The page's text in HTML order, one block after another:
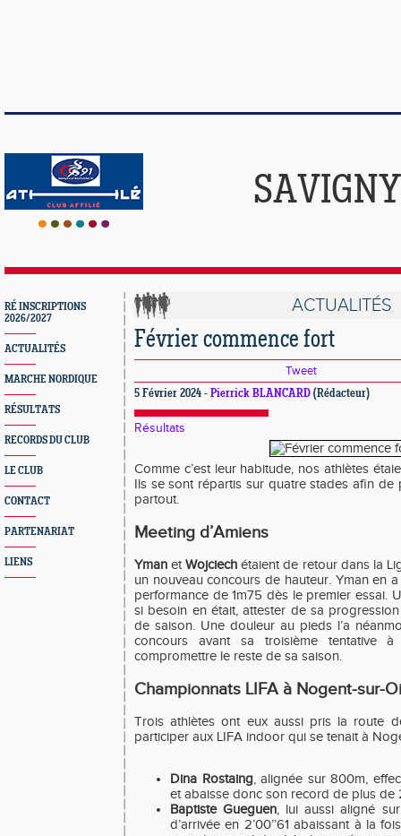
RÉ INSCRIPTIONS
2026/2027
ACTUALITÉS
MARCHE NORDIQUE
RÉSULTATS
RECORDS DU CLUB
LE CLUB
CONTACT
PARTENARIAT
LIENS
ACTUALITÉS
Février commence fort
Tweet
5 Février 2024 - Pierrick BLANCARD (Rédacteur)
Résultats
Comme c’est leur habitude, nos athlètes
Ils se sont répartis sur quatre stades afin
partout.
Meeting d’Amiens
Yman etWojciech étaient de retour dans la
un nouveau concours de hauteur. Yman en
performance de 1m75 dès le premier essai.
si besoin en était, attester de sa
de saison. Une douleur au pieds l’a
concours avant sa troisième tentative
compromettre le reste de sa saison.
Championnats LIFA à Nogent-sur-
Trois athlètes ont eux aussi pris la route
participer aux LIFA indoor qui se tenait à
Dina Rostaing, alignée sur 800m,
et abaisse donc son record de plus de
Baptiste Gueguen, lui aussi aligné
d’arrivée en 2’00’’61 abaissant à la